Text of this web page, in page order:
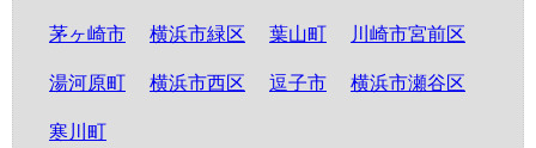
茅ヶ崎市 横浜市緑区 葉山町 川崎市宮前区
湯河原町 横浜市西区 逗子市 横浜市瀬谷区
寒川町